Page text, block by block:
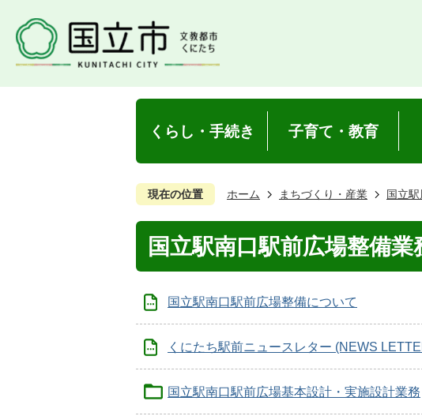
くらし・手続き 子育て・教育
現在の位置 ホーム まちづくり・産業 国立
国立駅南口駅前広場整備業
国立駅南口駅前広場整備について
くにたち駅前ニュースレター (NEWS
国立駅南口駅前広場基本設計・実施設計業務